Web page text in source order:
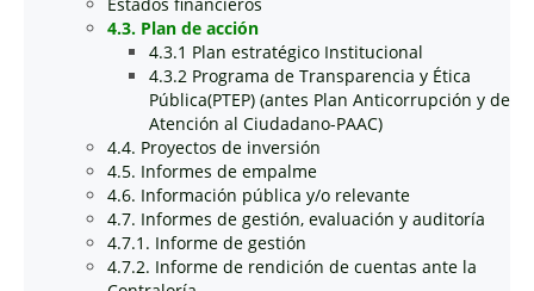
4.3. Plan de acción
4.3.1 Plan estratégico Institucional
4.3.2 Programa de Transparencia y Ética
Pública(PTEP) (antes Plan Anticorrupción y de
Atención al Ciudadano-PAAC)
4.4. Proyectos de inversión
4.5. Informes de empalme
4.6. Información pública y/o relevante
4.7. Informes de gestión, evaluación y auditoría
4.7.1. Informe de gestión
4.7.2. Informe de rendición de cuentas ante la